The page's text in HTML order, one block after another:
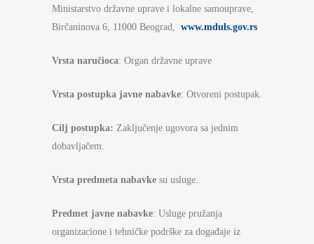
Ministarstvo državne uprave i lokalne samouprave,
Birčaninova 6, 11000 Beograd, www.mduls.gov.rs
Vrsta naručioca: Organ državne uprave
Vrsta postupka javne nabavke: Otvoreni postupak.
Cilj postupka: Zaključenje ugovora sa jednim
dobavljačem.
Vrsta predmeta nabavke su usluge.
Predmet javne nabavke: Usluge pružanja
organizacione i tehničke podrške za događaje iz